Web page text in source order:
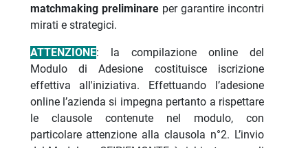
matchmaking preliminareper garantire incontri
mirati e strategici.
ATTENZIONE: la compilazione online del
Modulo di Adesione costituisce iscrizione
effettiva all'iniziativa. Effettuando l’adesione
online l’azienda si impegna pertanto a rispettare
le clausole contenute nel modulo, con
particolare attenzione alla clausola n°2. L’invio